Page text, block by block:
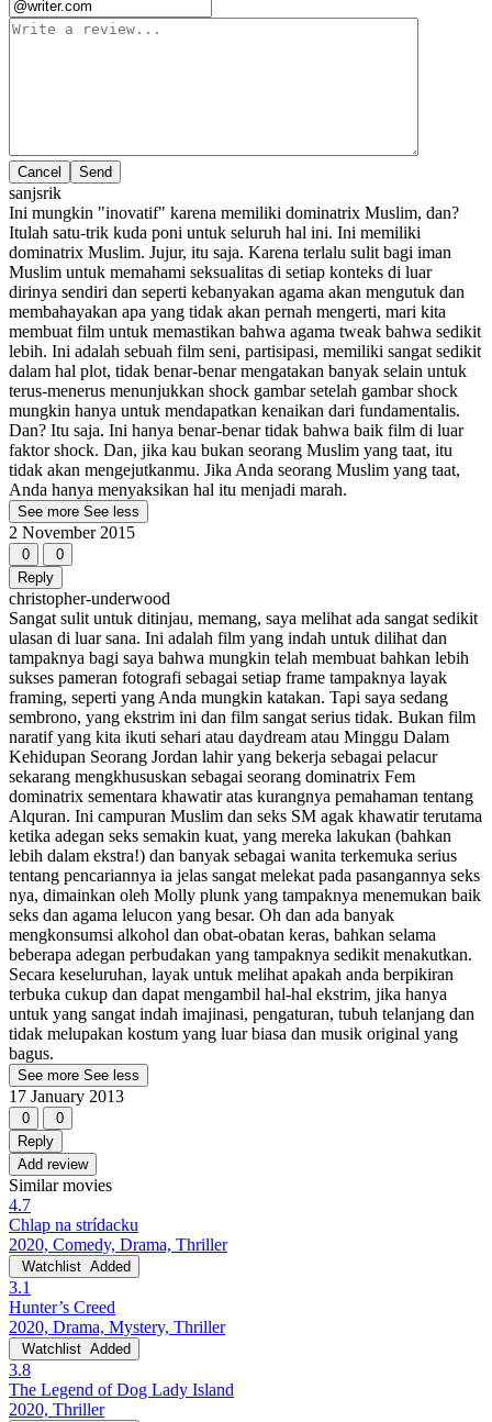
Cancel
sanjsrik
Ini mungkin "inovatif" karena memiliki dominatrix Muslim, dan?
Itulah satu-trik kuda poni untuk seluruh hal ini. Ini memiliki
dominatrix Muslim. Jujur, itu saja. Karena terlalu sulit bagi iman
Muslim untuk memahami seksualitas di setiap konteks di luar
dirinya sendiri dan seperti kebanyakan agama akan mengutuk dan
membahayakan apa yang tidak akan pernah mengerti, mari kita
membuat film untuk memastikan bahwa agama tweak bahwa sedikit
lebih. Ini adalah sebuah film seni, partisipasi, memiliki sangat sedikit
dalam hal plot, tidak benar-benar mengatakan banyak selain untuk
terus-menerus menunjukkan shock gambar setelah gambar shock
mungkin hanya untuk mendapatkan kenaikan dari fundamentalis.
Dan? Itu saja. Ini hanya benar-benar tidak bahwa baik film di luar
faktor shock. Dan, jika kau bukan seorang Muslim yang taat, itu
tidak akan mengejutkanmu. Jika Anda seorang Muslim yang taat,
Anda hanya menyaksikan hal itu menjadi marah.
See more See less
2 November 2015
0
0
Reply
christopher-underwood
Sangat sulit untuk ditinjau, memang, saya melihat ada sangat sedikit
ulasan di luar sana. Ini adalah film yang indah untuk dilihat dan
tampaknya bagi saya bahwa mungkin telah membuat bahkan lebih
sukses pameran fotografi sebagai setiap frame tampaknya layak
framing, seperti yang Anda mungkin katakan. Tapi saya sedang
sembrono, yang ekstrim ini dan film sangat serius tidak. Bukan film
naratif yang kita ikuti sehari atau daydream atau Minggu Dalam
Kehidupan Seorang Jordan lahir yang bekerja sebagai pelacur
sekarang mengkhususkan sebagai seorang dominatrix Fem
dominatrix sementara khawatir atas kurangnya pemahaman tentang
Alquran. Ini campuran Muslim dan seks SM agak khawatir terutama
ketika adegan seks semakin kuat, yang mereka lakukan (bahkan
lebih dalam ekstra!) dan banyak sebagai wanita terkemuka serius
tentang pencariannya ia jelas sangat melekat pada pasangannya seks
nya, dimainkan oleh Molly plunk yang tampaknya menemukan baik
seks dan agama lelucon yang besar. Oh dan ada banyak
mengkonsumsi alkohol dan obat-obatan keras, bahkan selama
beberapa adegan perbudakan yang tampaknya sedikit menakutkan.
Secara keseluruhan, layak untuk melihat apakah anda berpikiran
terbuka cukup dan dapat mengambil hal-hal ekstrim, jika hanya
untuk yang sangat indah imajinasi, pengaturan, tubuh telanjang dan
tidak melupakan kostum yang luar biasa dan musik original yang
bagus.
See more See less
17 January 2013
0
0
Reply
Add review
Similar movies
4.7
Chlap na strídacku
2020, Comedy, Drama, Thriller
Watchlist Added
3.1
Hunter’s Creed
2020, Drama, Mystery, Thriller
Watchlist Added
3.8
The Legend of Dog Lady Island
2020, Thriller